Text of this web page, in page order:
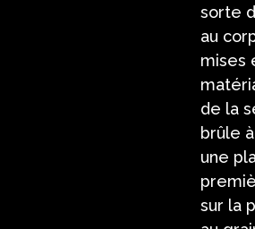
sorte
au
mises
de la
brûle
une
sur la